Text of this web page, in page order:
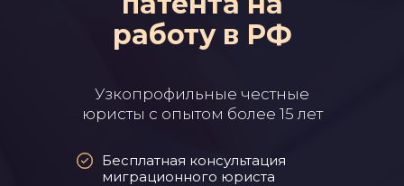
работу в РФ
Бесплатная консультация
миграционного юриста
Узкопрофильные честные
юристы с опытом более 15 лет